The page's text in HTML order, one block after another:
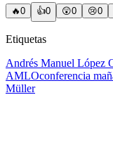
🔥0 👍0 😲0 😢0
Etiquetas
Andrés Manuel López
AMLOconferencia
Müller